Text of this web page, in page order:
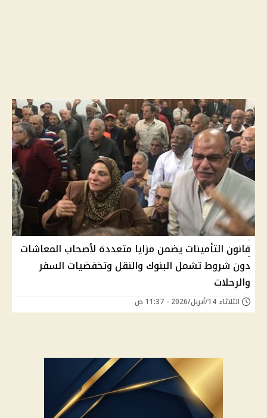
قانون التأمينات يضمن مزايا متعددة لأصحاب المعاشات
دون شروط تشمل البنوك والنقل وتخفضيات السفر
والرحلات
الثلاثاء 14/أبريل/2026 - 11:37 ص